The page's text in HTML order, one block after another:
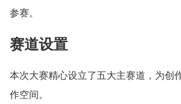
参赛。
赛道设置
本次大赛精心设立了五大主赛道，为创
作空间。